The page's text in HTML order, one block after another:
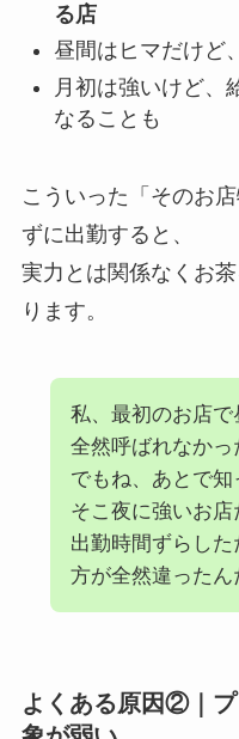
る店
昼間はヒマだけど、
月初は強いけど、
なることも
こういった「そのお
ずに出勤すると、
実力とは関係なくお
ります。
私、最初のお店で
全然呼ばれなかっ
でもね、あとで知
そこ夜に強いお店
出勤時間ずらし
方が全然違ったん
よくある原因②｜